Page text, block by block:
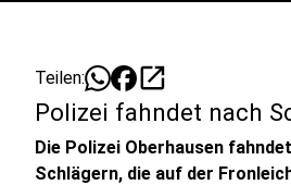
Teilen: open_in_new
Polizei fahndet nach
Die Polizei Oberhausen
Schlägern, die auf der